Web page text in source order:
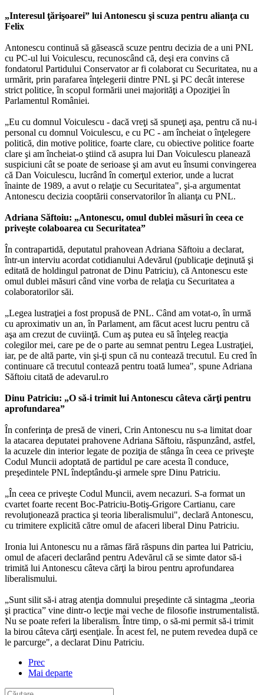
„Interesul ţărişoarei” lui Antonescu şi scuza pentru alianţa cu
Felix
Antonescu continuă să găsească scuze pentru decizia de a uni PNL
cu PC-ul lui Voiculescu, recunoscând că, deşi era convins că
fondatorul Partidului Conservator ar fi colaborat cu Securitatea, nu a
urmărit, prin parafarea înţelegerii dintre PNL şi PC decât interese
strict politice, în scopul formării unei majorităţi a Opoziţiei în
Parlamentul României.
„Eu cu domnul Voiculescu - dacă vreţi să spuneţi aşa, pentru că nu-i
personal cu domnul Voiculescu, e cu PC - am încheiat o înţelegere
politică, din motive politice, foarte clare, cu obiective politice foarte
clare şi am încheiat-o ştiind că asupra lui Dan Voiculescu planează
suspiciuni cât se poate de serioase şi am avut eu însumi convingerea
că Dan Voiculescu, lucrând în comerţul exterior, unde a lucrat
înainte de 1989, a avut o relaţie cu Securitatea", şi-a argumentat
Antonescu decizia cooptării conservatorilor în alianţa cu PNL.
Adriana Săftoiu: „Antonescu, omul dublei măsuri în ceea ce
priveşte colaboarea cu Securitatea”
În contrapartidă, deputatul prahovean Adriana Săftoiu a declarat,
într-un interviu acordat cotidianului Adevărul (publicaţie deţinută şi
editată de holdingul patronat de Dinu Patriciu), că Antonescu este
omul dublei măsuri când vine vorba de relaţia cu Securitatea a
colaboratorilor săi.
„Legea lustraţiei a fost propusă de PNL. Când am votat-o, în urmă
cu aproximativ un an, în Parlament, am făcut acest lucru pentru că
aşa am crezut de cuviinţă. Cum aş putea eu să înţeleg reacţia
colegilor mei, care pe de o parte au semnat pentru Legea Lustraţiei,
iar, pe de altă parte, vin şi-ţi spun că nu contează trecutul. Eu cred în
continuare că trecutul contează pentru toată lumea", spune Adriana
Săftoiu citată de adevarul.ro
Dinu Patriciu: „O să-i trimit lui Antonescu câteva cărţi pentru
aprofundarea”
În conferinţa de presă de vineri, Crin Antonescu nu s-a limitat doar
la atacarea deputatei prahovene Adriana Săftoiu, răspunzând, astfel,
la acuzele din interior legate de poziţia de stânga în ceea ce priveşte
Codul Muncii adoptată de partidul pe care acesta îl conduce,
preşedintele PNL îndeptându-şi armele spre Dinu Patriciu.
„În ceea ce priveşte Codul Muncii, avem necazuri. S-a format un
cvartet foarte recent Boc-Patriciu-Botiş-Grigore Cartianu, care
revoluţionează practica şi teoria liberalismului", declară Antonescu,
cu trimitere explicită către omul de afaceri liberal Dinu Patriciu.
Ironia lui Antonescu nu a rămas fără răspuns din partea lui Patriciu,
omul de afaceri declarând pentru Adevărul că se simte dator să-i
trimită lui Antonescu câteva cărţi la birou pentru aprofundarea
liberalismului.
„Sunt silit să-i atrag atenţia domnului preşedinte că sintagma „teoria
şi practica” vine dintr-o lecţie mai veche de filosofie instrumentalistă.
Nu se poate referi la liberalism. Între timp, o să-mi permit să-i trimit
la birou câteva cărţi esenţiale. În acest fel, ne putem revedea după ce
le parcurge", a declarat Dinu Patriciu.
Prec
Mai departe